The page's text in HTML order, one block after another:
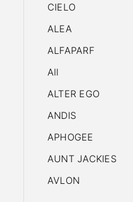
CIELO
ALEA
ALFAPARF
All
ALTER EGO
ANDIS
APHOGEE
AUNT JACKIES
AVLON